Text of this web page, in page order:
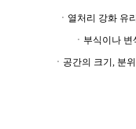
ㆍ 열처리 강화 유
ㆍ부식이나
ㆍ공간의 크기, 분